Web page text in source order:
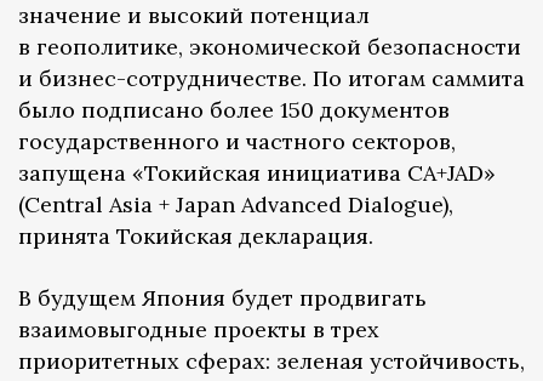
значение и высокий потенциал
в геополитике, экономической безопасности
и бизнес-сотрудничестве. По итогам саммита
было подписано более 150 документов
государственного и частного секторов,
запущена «Токийская инициатива CA+JAD»
(Central Asia + Japan Advanced Dialogue),
принята Токийская декларация.
В будущем Япония будет продвигать
взаимовыгодные проекты в трех
приоритетных сферах: зеленая устойчивость,